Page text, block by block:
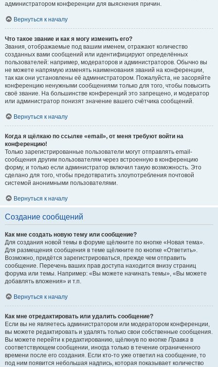
администратором конференции для выяснения причин.
Вернуться к началу
Что такое звание и как я могу изменить его?
Звания, отображаемые под вашим именем, отражают количество
созданных вами сообщений или идентифицируют определённых
пользователей: например, модераторов и администраторов. Обычно вы
не можете напрямую изменять наименования званий на конференции,
так как они установлены её администратором. Пожалуйста, не засоряйте
конференцию ненужными сообщениями только для того, чтобы повысить
своё звание. На большинстве конференций это запрещено, и модератор
или администратор понизят значение вашего счётчика сообщений.
Вернуться к началу
Когда я щёлкаю по ссылке «email», от меня требуют войти на
конференцию!
Только зарегистрированные пользователи могут отправлять email-
сообщения другим пользователям через встроенную в конференцию
форму, и только если администратор включил такую возможность. Это
сделано для того, чтобы предотвратить злоупотребления почтовой
системой анонимными пользователями.
Вернуться к началу
Создание сообщений
Как мне создать новую тему или сообщение?
Для создания новой темы в форуме щёлкните по кнопке «Новая тема».
Для размещения сообщения в теме щёлкните по кнопке «Ответить».
Возможно, придётся зарегистрироваться, прежде чем отправить
сообщение. Перечень ваших прав доступа находится внизу страниц
форума или темы. Например: «Вы можете начинать темы», «Вы можете
добавлять вложения» и т.п.
Вернуться к началу
Как мне отредактировать или удалить сообщение?
Если вы не являетесь администратором или модератором конференции,
вы можете редактировать и удалять только свои собственные сообщения.
Вы можете перейти к редактированию, щёлкнув по кнопке Правка в
соответствующем сообщении, иногда только в течение ограниченного
времени после его создания. Если кто-то уже ответил на сообщение, то
под ним появится небольшая надпись, которая показывает количество